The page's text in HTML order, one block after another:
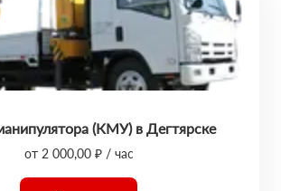
(КМУ) в Дегтярске
от 2 000,00 ₽ / час